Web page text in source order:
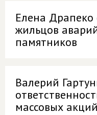
Елена Драпеко
жильцов
памятников
Валерий
массовых